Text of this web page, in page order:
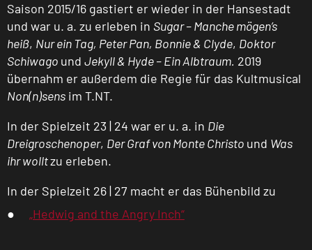
Saison 2015/16 gastiert er wieder in der Hansestadt
und war u. a. zu erleben in Sugar – Manche mögen’s
heiß, Nur ein Tag, Peter Pan, Bonnie & Clyde, Doktor
Schiwago und Jekyll & Hyde – Ein Albtraum. 2019
übernahm er außerdem die Regie für das Kultmusical
Non(n)sens im T.NT.
In der Spielzeit 23 | 24 war er u. a. in Die
Dreigroschenoper, Der Graf von Monte Christo und Was
ihr wolltzu erleben.
In der Spielzeit 26 | 27 macht er das Bühenbild zu
„Hedwig and the Angry Inch“